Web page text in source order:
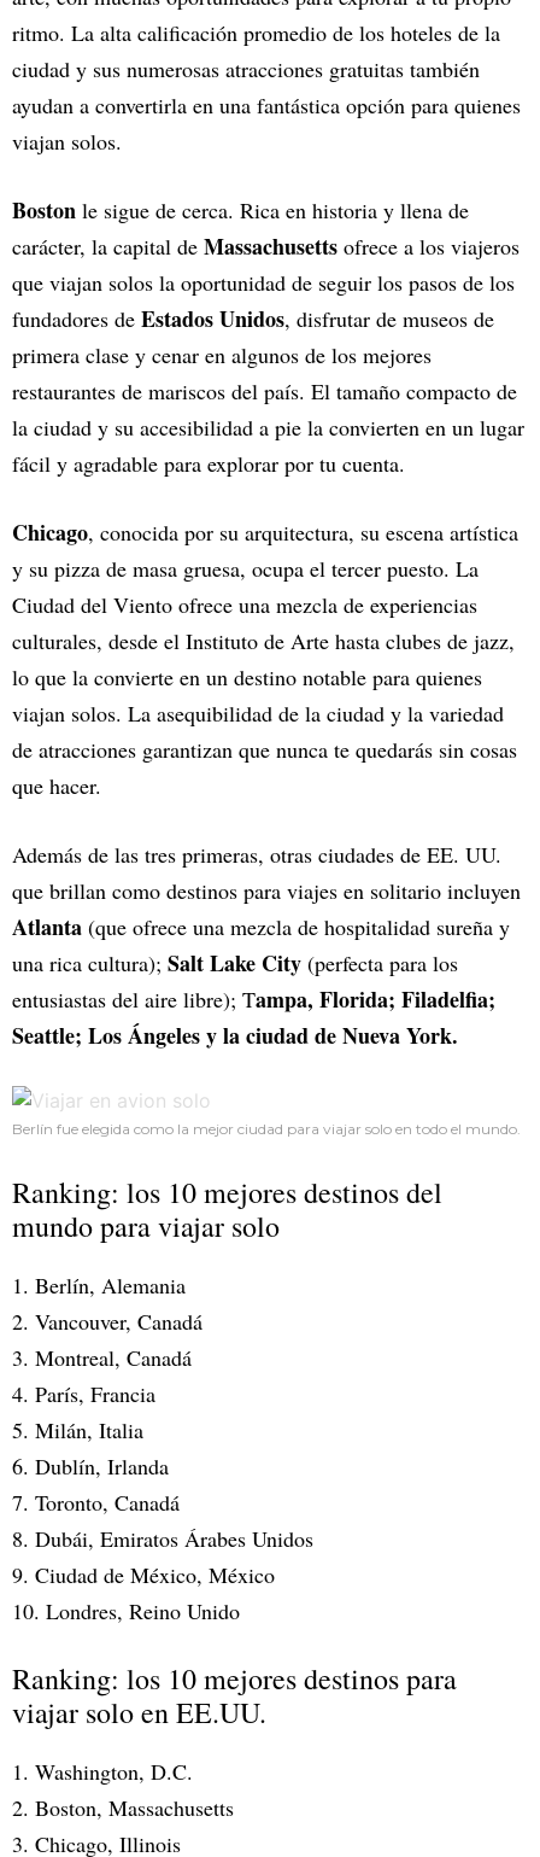
ritmo. La alta calificación promedio de los hoteles de la
ciudad y sus numerosas atracciones gratuitas también
ayudan a convertirla en una fantástica opción para quienes
viajan solos.
Boston le sigue de cerca. Rica en historia y llena de
carácter, la capital de Massachusetts ofrece a los viajeros
que viajan solos la oportunidad de seguir los pasos de los
fundadores de Estados Unidos, disfrutar de museos de
primera clase y cenar en algunos de los mejores
restaurantes de mariscos del país. El tamaño compacto de
la ciudad y su accesibilidad a pie la convierten en un lugar
fácil y agradable para explorar por tu cuenta.
Chicago, conocida por su arquitectura, su escena artística
y su pizza de masa gruesa, ocupa el tercer puesto. La
Ciudad del Viento ofrece una mezcla de experiencias
culturales, desde el Instituto de Arte hasta clubes de jazz,
lo que la convierte en un destino notable para quienes
viajan solos. La asequibilidad de la ciudad y la variedad
de atracciones garantizan que nunca te quedarás sin cosas
que hacer.
Además de las tres primeras, otras ciudades de EE. UU.
que brillan como destinos para viajes en solitario incluyen
Atlanta (que ofrece una mezcla de hospitalidad sureña y
una rica cultura); Salt Lake City (perfecta para los
entusiastas del aire libre); Tampa, Florida; Filadelfia;
Seattle; Los Ángeles y la ciudad de Nueva York.
Berlín fue elegida como la mejor ciudad para viajar solo en todo el mundo.
Ranking: los 10 mejores destinos del
mundo para viajar solo
1. Berlín, Alemania
2. Vancouver, Canadá
3. Montreal, Canadá
4. París, Francia
5. Milán, Italia
6. Dublín, Irlanda
7. Toronto, Canadá
8. Dubái, Emiratos Árabes Unidos
9. Ciudad de México, México
10. Londres, Reino Unido
Ranking: los 10 mejores destinos para
viajar solo en EE.UU.
1. Washington, D.C.
2. Boston, Massachusetts
3. Chicago, Illinois